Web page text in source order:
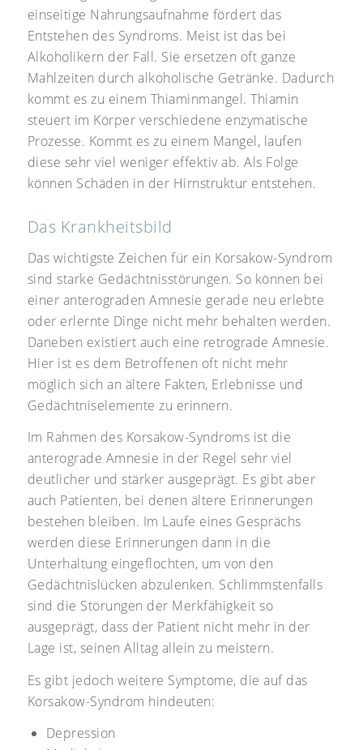
einseitige Nahrungsaufnahme fördert das
Entstehen des Syndroms. Meist ist das bei
Alkoholikern der Fall. Sie ersetzen oft ganze
Mahlzeiten durch alkoholische Getränke. Dadurch
kommt es zu einem Thiaminmangel. Thiamin
steuert im Körper verschiedene enzymatische
Prozesse. Kommt es zu einem Mangel, laufen
diese sehr viel weniger effektiv ab. Als Folge
können Schäden in der Hirnstruktur entstehen.
Das Krankheitsbild
Das wichtigste Zeichen für ein Korsakow-Syndrom
sind starke Gedächtnisstörungen. So können bei
einer anterograden Amnesie gerade neu erlebte
oder erlernte Dinge nicht mehr behalten werden.
Daneben existiert auch eine retrograde Amnesie.
Hier ist es dem Betroffenen oft nicht mehr
möglich sich an ältere Fakten, Erlebnisse und
Gedächtniselemente zu erinnern.
Im Rahmen des Korsakow-Syndroms ist die
anterograde Amnesie in der Regel sehr viel
deutlicher und stärker ausgeprägt. Es gibt aber
auch Patienten, bei denen ältere Erinnerungen
bestehen bleiben. Im Laufe eines Gesprächs
werden diese Erinnerungen dann in die
Unterhaltung eingeflochten, um von den
Gedächtnislücken abzulenken. Schlimmstenfalls
sind die Störungen der Merkfähigkeit so
ausgeprägt, dass der Patient nicht mehr in der
Lage ist, seinen Alltag allein zu meistern.
Es gibt jedoch weitere Symptome, die auf das
Korsakow-Syndrom hindeuten:
Depression